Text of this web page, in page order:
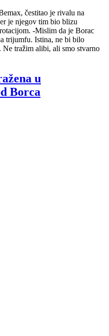
čestitao je rivalu na
je njegov tim bio blizu
-Mislim da je Borac
trijumfu. Istina, ne bi bilo
tražim alibi, ali smo stvarno
u
Borca